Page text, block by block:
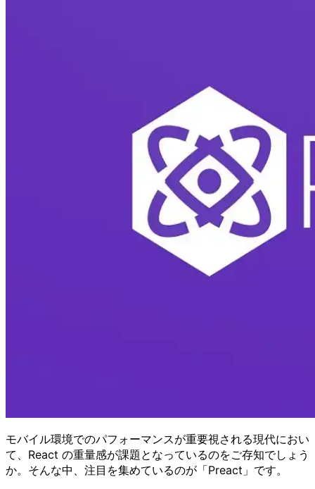
モバイル環境でのパフォーマンスが重要視される現代におい
て、React の重量感が課題となっているのをご存知でしょう
か。そんな中、注目を集めているのが「Preact」です。